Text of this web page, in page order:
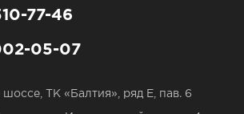
77-46
05-07
ТК «Балтия», ряд Е, пав. 6